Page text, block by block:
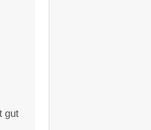
gut